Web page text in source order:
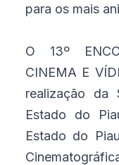
para os mais
O 13º
CINEMA E
realização da
Estado do
Estado do